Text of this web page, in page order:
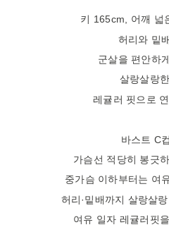
키 165cm, 어깨 넓
허리와 밑
군살을 편안하
살랑살랑
레귤러 핏으로
바스트 C
가슴선 적당히 봉긋
중가슴 이하부터는 여
허리·밑배까지 살랑살
여유 일자 레귤러핏